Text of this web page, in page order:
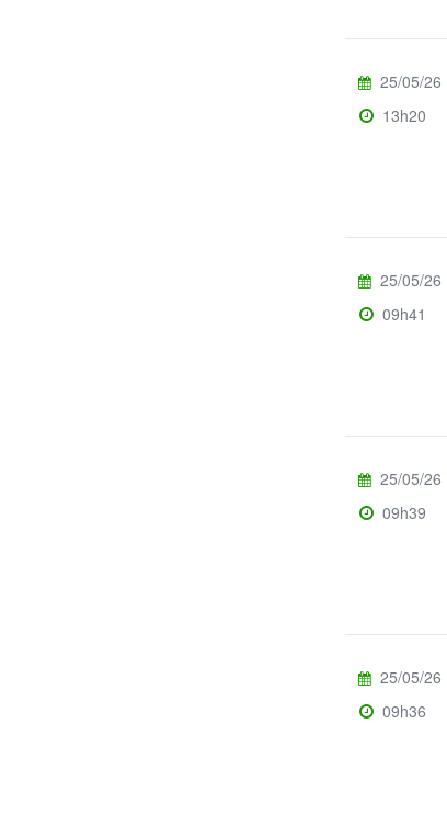
25/05/26
13h20
25/05/26
09h41
25/05/26
09h39
25/05/26
09h36